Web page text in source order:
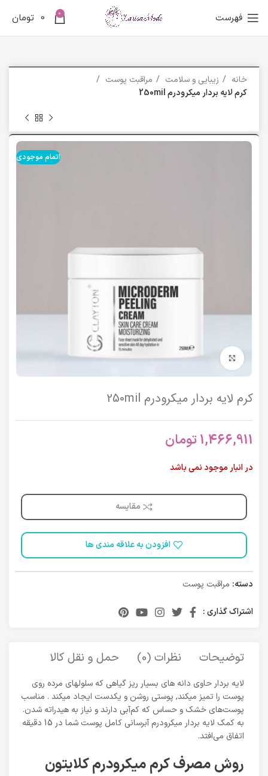
فهرست 0
0 تومان
خانه زیبایی و سلامت
مراقبت پوست
کرم لایه بردار میکرودرم 250mil
اتمام موجودی
برای بزرگنمایی کلیک کنید
کرم لایه بردار میکرودرم 250mil
1,466,911تومان
در انبار موجود نمی باشد
مقایسه
افزودن به علاقه مندی ها
دسته: مراقبت پوست
اشتراک گذاری :
توضیحات نظرات (0) حمل و نقل کالا
لایه بردار حاوی دانه های بسیار ریز گیاهی که سلولهای مرده روی
پوست را تمیز میکند, پوستی روشن و یکدست ایجاد میکند . مناسب
پوست‌های خشک و حساس که کم‌آبی دارند و نیاز به هیدراته شدن.
به کمک لایه بردار میکرودرم آبرسانی کامل پوست شما در 15 دقیقه
اتفاق می‌افتد.
روش مصرف کرم میکرودرم کلایتون